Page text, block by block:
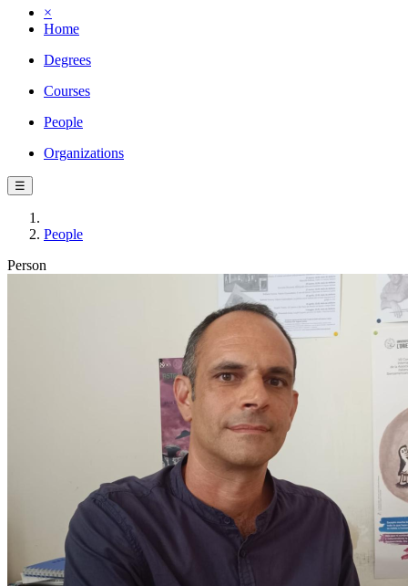
×
Home
Degrees
Courses
People
Organizations
☰
People
Person